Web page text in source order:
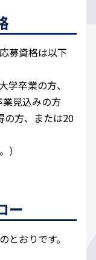
募資格は以下
学卒業の方、
見込みの方
の方、または20
）
ー
とおりです。